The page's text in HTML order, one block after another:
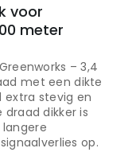
voor
meter
– 3,4
met een dikte
extra stevig en
dikker is
op.